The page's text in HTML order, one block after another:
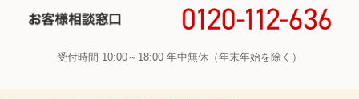
受付時間 10:00～18:00 年中無休（年末年始を除く）